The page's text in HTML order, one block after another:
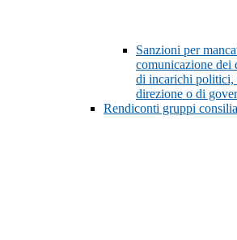
Sanzioni per
comunicazione dei
di incarichi politici,
direzione o di
Rendiconti gruppi